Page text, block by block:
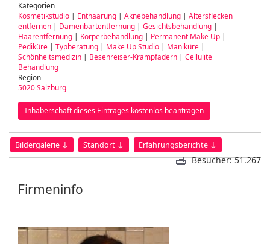
Kategorien
Kosmetikstudio | Enthaarung | Aknebehandlung | Altersflecken
entfernen | Damenbartentfernung | Gesichtsbehandlung |
Haarentfernung | Körperbehandlung | Permanent Make Up |
Pediküre | Typberatung | Make Up Studio | Maniküre |
Schönheitsmedizin | Besenreiser-Krampfadern | Cellulite
Behandlung
Region
5020 Salzburg
Inhaberschaft dieses Eintrages kostenlos beantragen
Bildergalerie ↓ Standort ↓ Erfahrungsberichte ↓
Besucher: 51.267
Firmeninfo